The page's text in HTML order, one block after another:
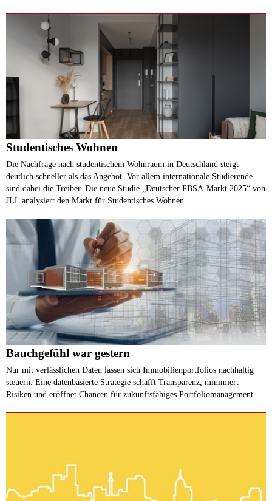
Studentisches Wohnen
Die Nachfrage nach studentischem Wohnraum in Deutschland steigt
deutlich schneller als das Angebot. Vor allem internationale Studierende
sind dabei die Treiber. Die neue Studie „Deutscher PBSA-Markt 2025“ von
JLL analysiert den Markt für Studentisches Wohnen.
Bauchgefühl war gestern
Nur mit verlässlichen Daten lassen sich Immobilienportfolios nachhaltig
steuern. Eine datenbasierte Strategie schafft Transparenz, minimiert
Risiken und eröffnet Chancen für zukunftsfähiges Portfoliomanagement.